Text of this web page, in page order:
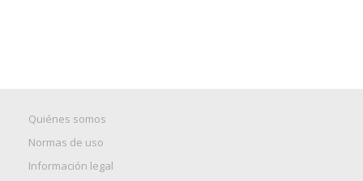
Quiénes somos
Normas de uso
Información legal